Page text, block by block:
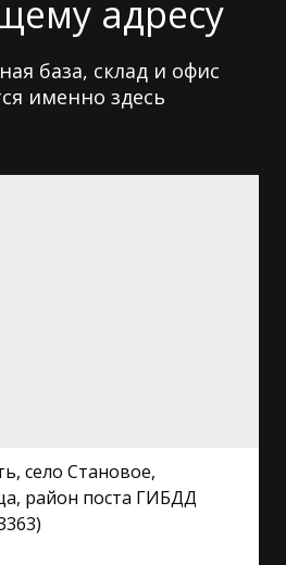
адресу
база, склад и офис
именно здесь
село Становое,
район поста ГИБДД